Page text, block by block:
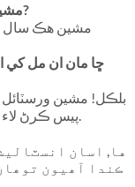
مشين ڪهڙي قسم جي وارنٽي سان اچي ٿي?
مشين هڪ سال
ڇا مان ان مل کي
بلڪل! مشين
پيس ڪرڻ لاء استعمال ڪري سگهجي ٿي, جَوَ, ۽ وڌيڪ.
ها, اسان
ڪندا آھيون